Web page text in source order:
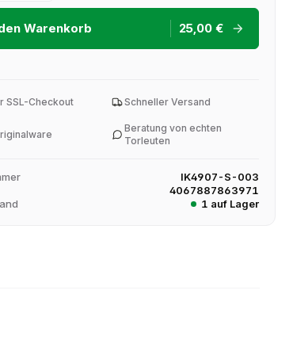
Warenkorb 25,00 €
SSL-Checkout Schneller Versand
Beratung von echten
Torleuten
IK4907-S-003
4067887863971
1 auf Lager